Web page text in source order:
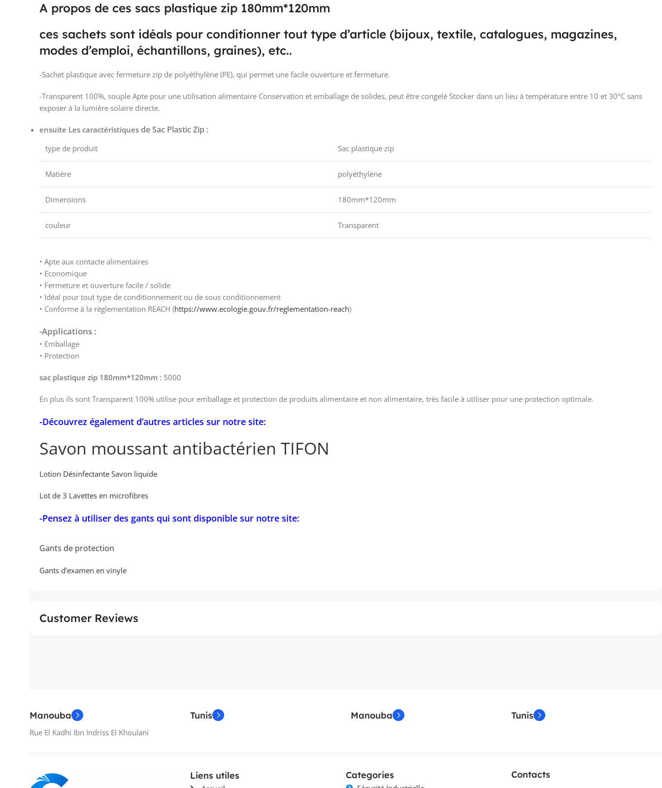
A propos de ces sacs plastique zip 180mm*120mm
ces sachets sont idéals pour conditionner tout type d’article (bijoux, textile, catalogues, magazines,
modes d’emploi, échantillons, graines), etc..
-Sachet plastique avec fermeture zip de polyéthylène (PE), qui permet une facile ouverture et fermeture.
-Transparent 100%, souple Apte pour une utilisation alimentaire Conservation et emballage de solides, peut être congelé Stocker dans un lieu à température entre 10 et 30ºC sans
exposer à la lumière solaire directe.
ensuite Les caractéristiques de Sac Plastic Zip :
type de produit Sac plastique zip
Matière polyéthylène
Dimensions 180mm*120mm
couleur Transparent
• Apte aux contacte alimentaires
• Economique
• Fermeture et ouverture facile / solide
• Idéal pour tout type de conditionnement ou de sous conditionnement
• Conforme à la règlementation REACH (https://www.ecologie.gouv.fr/reglementation-reach)
-Applications :
• Emballage
• Protection
sac plastique zip 180mm*120mm : 5000
En plus ils sont Transparent 100% utilise pour emballage et protection de produits alimentaire et non alimentaire, très facile à utiliser pour une protection optimale.
-Découvrez également d’autres articles sur notre site:
Savon moussant antibactérien TIFON
Lotion Désinfectante Savon liquide
Lot de 3 Lavettes en microfibres
-Pensez à utiliser des gants qui sont disponible sur notre site:
Gants de protection
Gants d’examen en vinyle
Customer Reviews
Manouba
Rue El Kadhi Ibn Indriss El Khoulani
Tunis Manouba Tunis
Liens utiles Categories Contacts